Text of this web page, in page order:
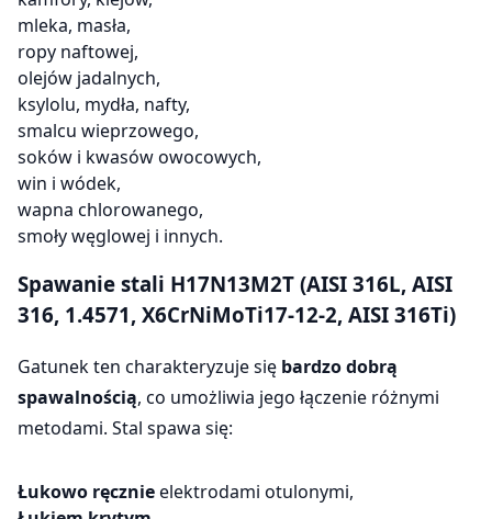
mleka, masła,
ropy naftowej,
olejów jadalnych,
ksylolu, mydła, nafty,
smalcu wieprzowego,
soków i kwasów owocowych,
win i wódek,
wapna chlorowanego,
smoły węglowej i innych.
Spawanie stali H17N13M2T (AISI 316L, AISI
316, 1.4571, X6CrNiMoTi17-12-2, AISI 316Ti)
Gatunek ten charakteryzuje się bardzo dobrą
spawalnością, co umożliwia jego łączenie różnymi
metodami. Stal spawa się:
Łukowo ręcznieelektrodami otulonymi,